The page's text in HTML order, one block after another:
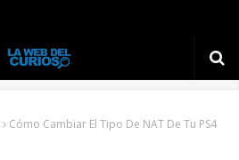
Cómo Cambiar El Tipo De NAT De Tu PS4